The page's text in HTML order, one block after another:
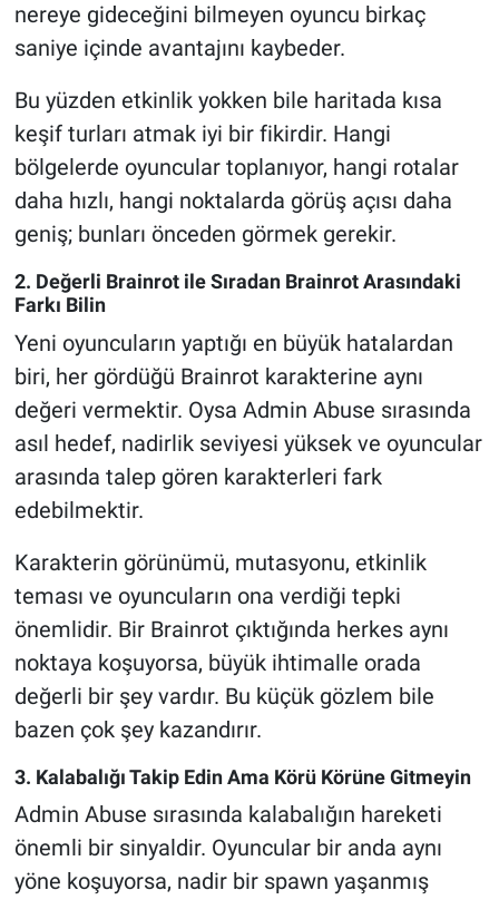
nereye gideceğini bilmeyen oyuncu birkaç
saniye içinde avantajını kaybeder.
Bu yüzden etkinlik yokken bile haritada kısa
keşif turları atmak iyi bir fikirdir. Hangi
bölgelerde oyuncular toplanıyor, hangi rotalar
daha hızlı, hangi noktalarda görüş açısı daha
geniş; bunları önceden görmek gerekir.
2. Değerli Brainrot ile Sıradan Brainrot Arasındaki
Farkı Bilin
Yeni oyuncuların yaptığı en büyük hatalardan
biri, her gördüğü Brainrot karakterine aynı
değeri vermektir. Oysa Admin Abuse sırasında
asıl hedef, nadirlik seviyesi yüksek ve oyuncular
arasında talep gören karakterleri fark
edebilmektir.
Karakterin görünümü, mutasyonu, etkinlik
teması ve oyuncuların ona verdiği tepki
önemlidir. Bir Brainrot çıktığında herkes aynı
noktaya koşuyorsa, büyük ihtimalle orada
değerli bir şey vardır. Bu küçük gözlem bile
bazen çok şey kazandırır.
3. Kalabalığı Takip Edin Ama Körü Körüne Gitmeyin
Admin Abuse sırasında kalabalığın hareketi
önemli bir sinyaldir. Oyuncular bir anda aynı
yöne koşuyorsa, nadir bir spawn yaşanmış